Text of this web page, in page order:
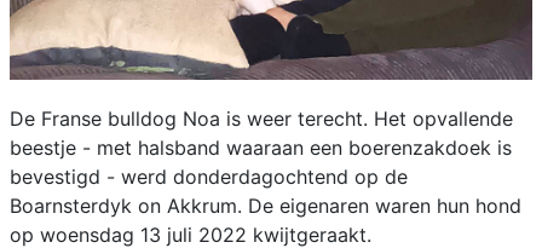
De Franse bulldog Noa is weer terecht. Het opvallende
beestje - met halsband waaraan een boerenzakdoek is
bevestigd - werd donderdagochtend op de
Boarnsterdyk on Akkrum. De eigenaren waren hun hond
op woensdag 13 juli 2022 kwijtgeraakt.